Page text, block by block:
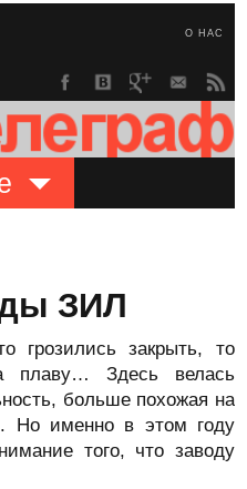
О НАС
ЗИЛ
грозились закрыть, то
плаву… Здесь велась
больше похожая на
Но именно в этом году
того, что заводу